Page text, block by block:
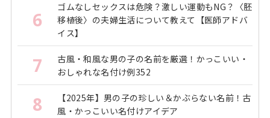
6
ゴムなしセックスは危険？激しい運動もNG？〈胚
移植後〉の夫婦生活について教えて【医師アドバ
イス】
7
古風・和風な男の子の名前を厳選！かっこいい・
おしゃれな名付け例352
8
【2025年】男の子の珍しい＆かぶらない名前！古
風・かっこいい名付けアイデア